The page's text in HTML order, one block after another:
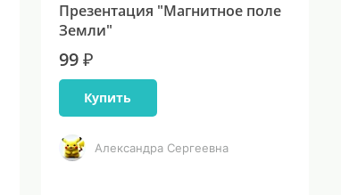
Презентация "Магнитное поле
Земли"
99 ₽
Купить
Александра Сергеевна